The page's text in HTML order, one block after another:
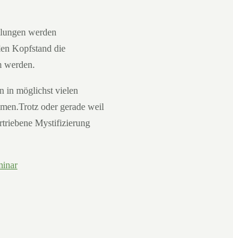
werden
Kopfstand die
werden.
in möglichst vielen
oder gerade weil
Mystifizierung